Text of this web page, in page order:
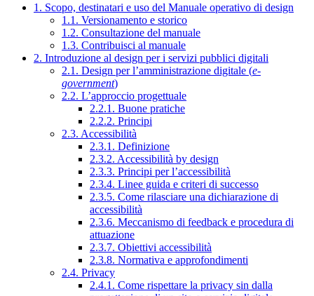
1. Scopo, destinatari e uso del Manuale operativo di design
1.1. Versionamento e storico
1.2. Consultazione del manuale
1.3. Contribuisci al manuale
2. Introduzione al design per i servizi pubblici digitali
2.1. Design per l’amministrazione digitale (e-
government)
2.2. L’approccio progettuale
2.2.1. Buone pratiche
2.2.2. Principi
2.3. Accessibilità
2.3.1. Definizione
2.3.2. Accessibilità by design
2.3.3. Principi per l’accessibilità
2.3.4. Linee guida e criteri di successo
2.3.5. Come rilasciare una dichiarazione di
accessibilità
2.3.6. Meccanismo di feedback e procedura di
attuazione
2.3.7. Obiettivi accessibilità
2.3.8. Normativa e approfondimenti
2.4. Privacy
2.4.1. Come rispettare la privacy sin dalla